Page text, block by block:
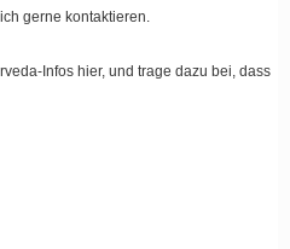
gerne kontaktieren.
Infos hier, und trage dazu bei, dass